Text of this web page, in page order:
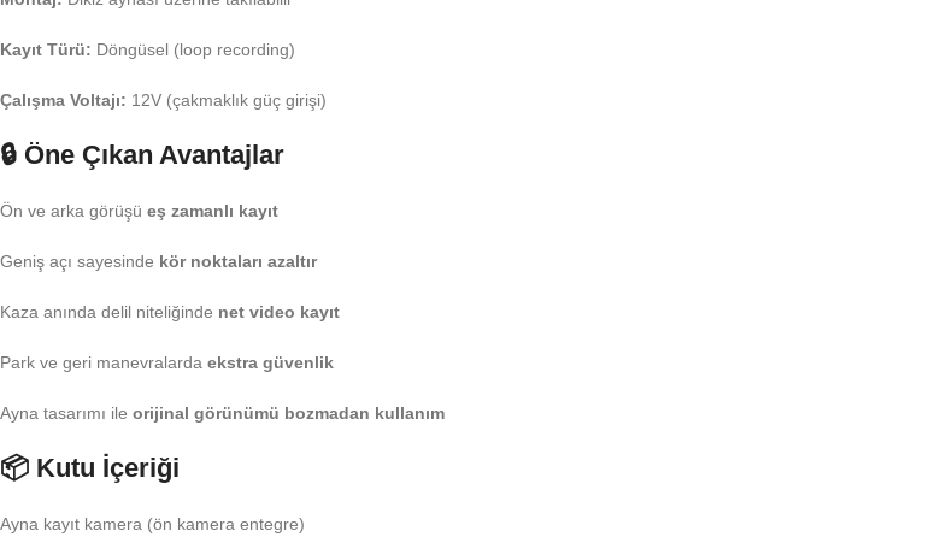
Kayıt Türü: Döngüsel (loop recording)
Çalışma Voltajı: 12V (çakmaklık güç girişi)
🔒 Öne Çıkan Avantajlar
Ön ve arka görüşü eş zamanlı kayıt
Geniş açı sayesinde kör noktaları azaltır
Kaza anında delil niteliğinde net video kayıt
Park ve geri manevralarda ekstra güvenlik
Ayna tasarımı ile orijinal görünümü bozmadan kullanım
📦 Kutu İçeriği
Ayna kayıt kamera (ön kamera entegre)